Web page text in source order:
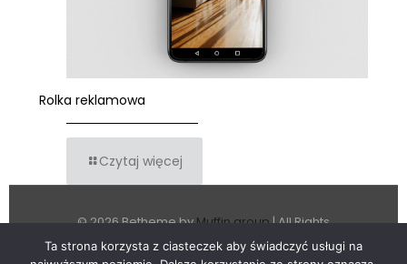
Rolka reklamowa
Czytaj więcej
© 2026 Betheme by Muffin group | All Rights
Reserved | Powered by
WordPress
Ta strona korzysta z ciasteczek aby świadczyć usługi na